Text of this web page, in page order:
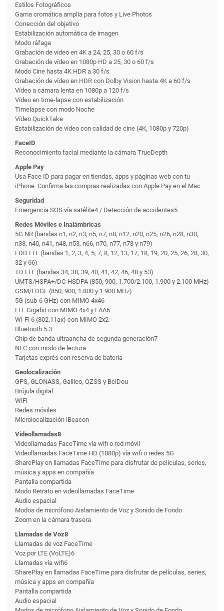
Estilos Fotográficos
Gama cromática amplia para fotos y Live Photos
Corrección del objetivo
Estabilización automática de imagen
Modo ráfaga
Grabación de vídeo en 4K a 24, 25, 30 o 60 f/s
Grabación de vídeo en 1080p HD a 25, 30 o 60 f/s
Modo Cine hasta 4K HDR a 30 f/s
Grabación de vídeo en HDR con Dolby Vision hasta 4K a 60 f/s
Vídeo a cámara lenta en 1080p a 120 f/s
Vídeo en time-lapse con estabili­zación
Timelapse con modo Noche
Vídeo QuickTake
Estabilización de vídeo con calidad de cine (4K, 1080p y 720p)
FaceID
Reconoci­miento facial mediante la cámara TrueDepth
Apple Pay
Usa Face ID para pagar en tiendas, apps y páginas web con tu
iPhone. Confirma las compras realizadas con Apple Pay en el Mac
Seguridad
Emergencia SOS vía satélite4 / Detección de accidentes5
Redes Móviles e Inalámbricas
5G NR (bandas n1, n2, n3, n5, n7, n8, n12, n20, n25, n26, n28, n30,
n38, n40, n41, n48, n53, n66, n70, n77, n78 y n79)
FDD LTE (bandas 1, 2, 3, 4, 5, 7, 8, 12, 13, 17, 18, 19, 20, 25, 26, 28, 30,
32 y 66)
TD LTE (bandas 34, 38, 39, 40, 41, 42, 46, 48 y 53)
UMTS/HSPA+/DC-HSDPA (850, 900, 1.700/2.100, 1.900 y 2.100 MHz)
GSM/EDGE (850, 900, 1.800 y 1.900 MHz)
5G (sub-6 GHz) con MIMO 4x46
LTE Gigabit con MIMO 4x4 y LAA6
Wi-Fi 6 (802.11ax) con MIMO 2x2
Bluetooth 5.3
Chip de banda ultraancha de segunda generación7
NFC con modo de lectura
Tarjetas exprés con reserva de batería
Geolocalización
GPS, GLONASS, Galileo, QZSS y BeiDou
Brújula digital
WiFi
Redes móviles
Microlocalización iBeacon
Videollamadas8
Videollamadas FaceTime vía wifi o red móvil
Videollamadas FaceTime HD (1080p) vía wifi o redes 5G
SharePlay en llamadas FaceTime para disfrutar de películas, series,
música y apps en compañía
Pantalla compartida
Modo Retrato en videollamadas FaceTime
Audio espacial
Modos de micrófono Aislamiento de Voz y Sonido de Fondo
Zoom en la cámara trasera
Llamadas de Voz8
Llamadas de voz FaceTime
Voz por LTE (VoLTE)6
Llamadas vía wifi6
SharePlay en llamadas FaceTime para disfrutar de películas, series,
música y apps en compañía
Pantalla compartida
Audio espacial